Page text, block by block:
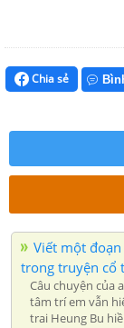
Chia sẻ
Viết một
trong truyện cổ
Câu chuyện của
tâm trí em vẫn
trai Heung Bu